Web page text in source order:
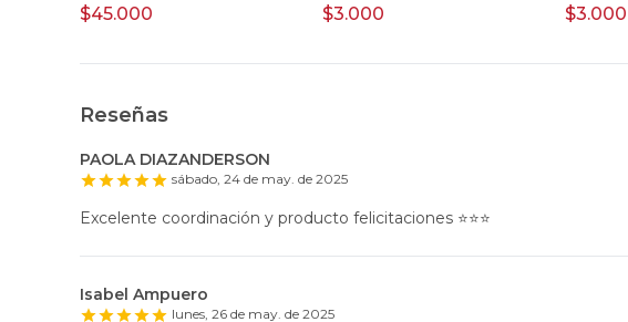
$45.000
$3.000
$3.000
Reseñas
PAOLA DIAZANDERSON
sábado, 24 de may. de 2025
Excelente coordinación y producto felicitaciones ⭐️⭐️⭐️
Isabel Ampuero
lunes, 26 de may. de 2025